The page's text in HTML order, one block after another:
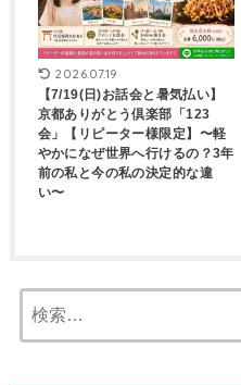
2026.07.19
【7/19(日)お話会と暑気払い】
京都ありがとう倶楽部「123
会」【リピーター様限定】〜軽
やかになぜ世界へ行けるの？3年
前の私と今の私の決定的な違
い〜